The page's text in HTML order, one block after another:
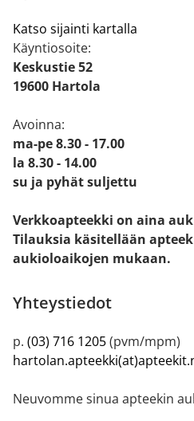
Katso sijainti kartalla
Käyntiosoite:
Keskustie 52
19600 Hartola
Avoinna:
ma-pe 8.30 - 17.00
la 8.30 - 14.00
su ja pyhät suljettu
Verkkoapteekki on aina
Tilauksia käsitellään
aukioloaikojen mukaan.
Yhteystiedot
p. (03) 716 1205(pvm/mpm)
Neuvomme sinua apteekin